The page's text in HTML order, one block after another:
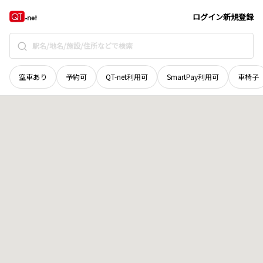
ログイン新規登録
空車あり 予約可 QT-net利用可 SmartPay利用可 車椅子
北海道